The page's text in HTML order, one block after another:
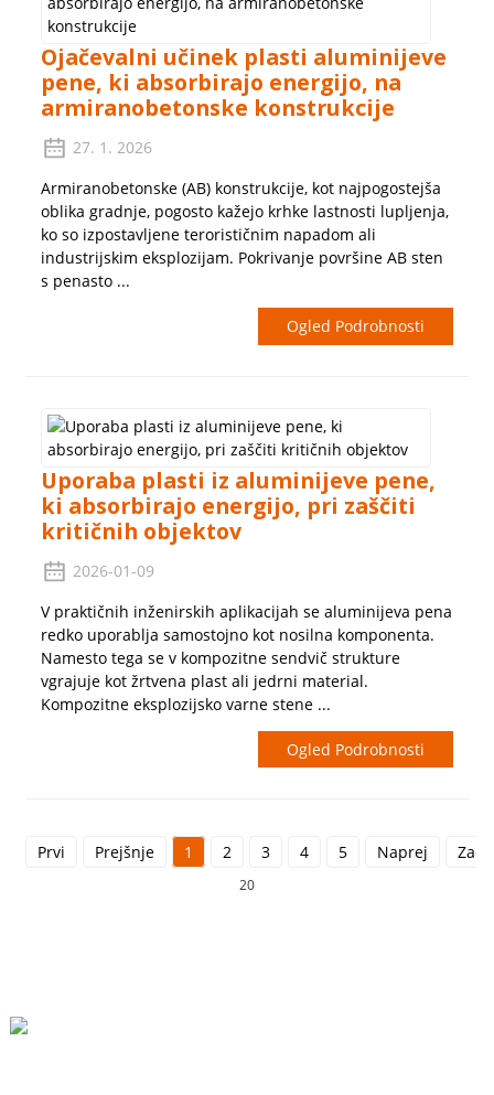
Ojačevalni učinek plasti aluminijeve
pene, ki absorbirajo energijo, na
armiranobetonske konstrukcije
27. 1. 2026
Armiranobetonske (AB) konstrukcije, kot najpogostejša
oblika gradnje, pogosto kažejo krhke lastnosti lupljenja,
ko so izpostavljene terorističnim napadom ali
industrijskim eksplozijam. Pokrivanje površine AB sten
s penasto ...
Ogled Podrobnosti
Uporaba plasti iz aluminijeve pene,
ki absorbirajo energijo, pri zaščiti
kritičnih objektov
2026-01-09
V praktičnih inženirskih aplikacijah se aluminijeva pena
redko uporablja samostojno kot nosilna komponenta.
Namesto tega se v kompozitne sendvič strukture
vgrajuje kot žrtvena plast ali jedrni material.
Kompozitne eksplozijsko varne stene ...
Ogled Podrobnosti
Prvi Prejšnje 1 2 3 4 5 Naprej
20